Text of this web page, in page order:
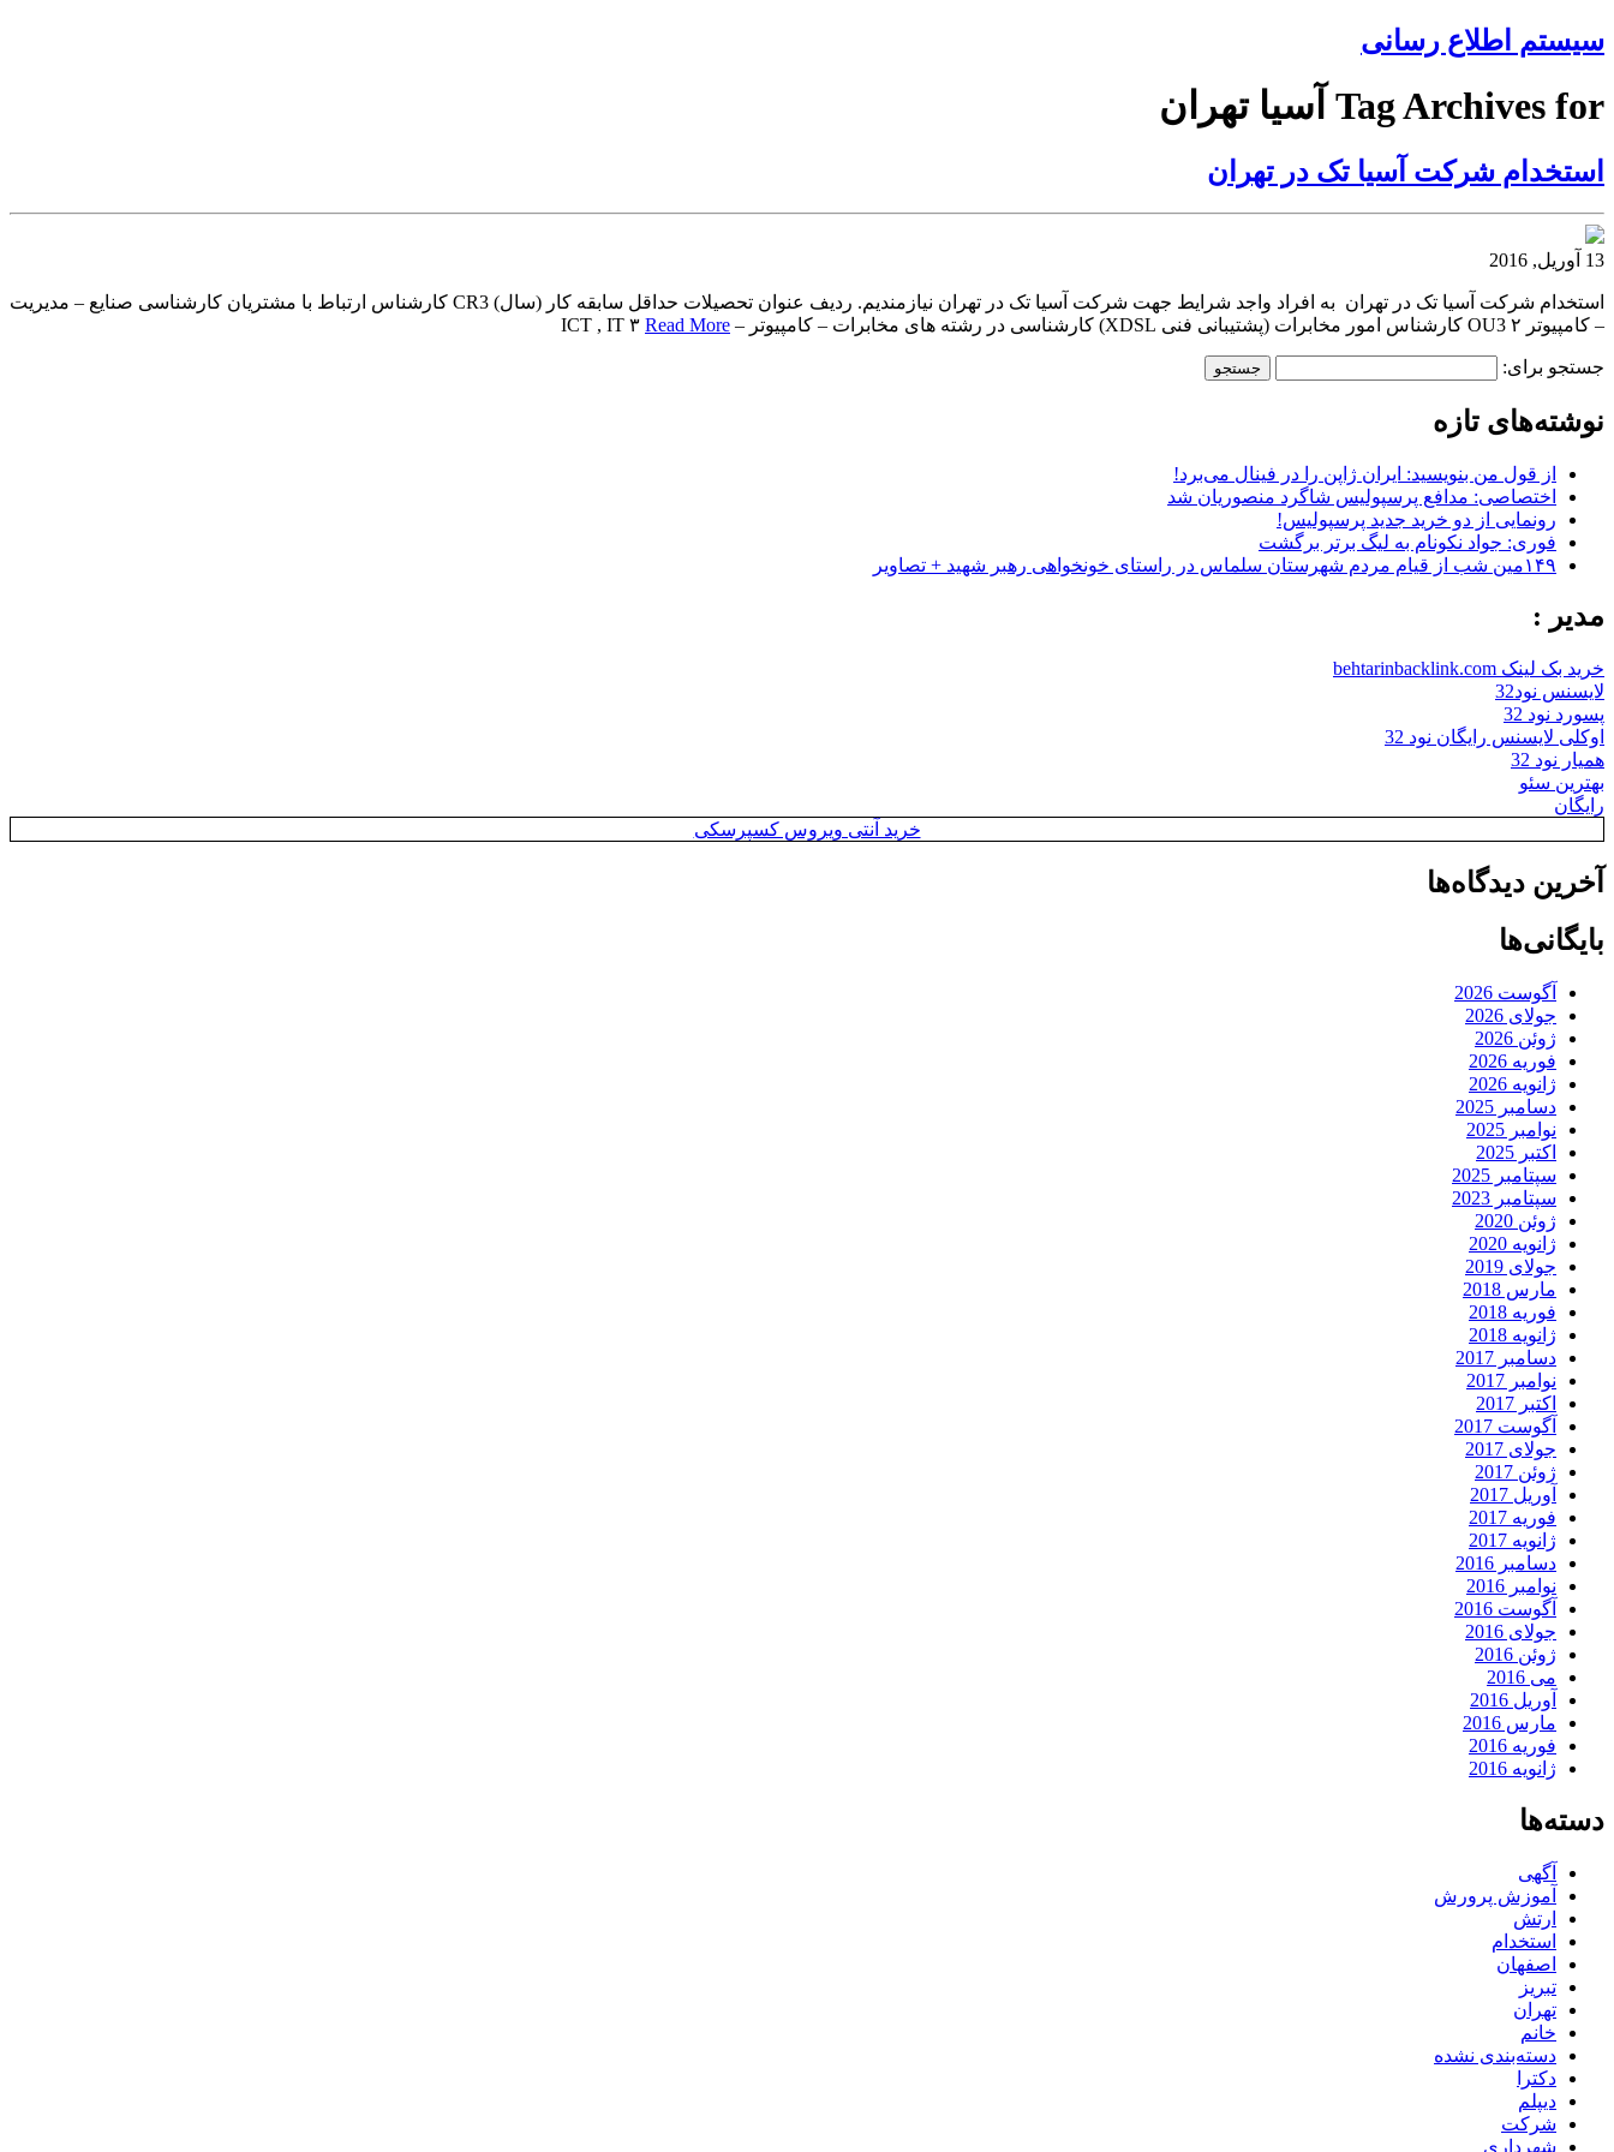
سیستم اطلاع رسانی
Tag Archives for آسیا تهران
استخدام شرکت آسیا تک در تهران
13 آوریل, 2016
استخدام شرکت آسیا تک در تهران به افراد واجد شرایط جهت شرکت آسیا تک در تهران نیازمندیم. ردیف عنوان تحصیلات حداقل سابقه کار (سال) CR3 کارشناس ارتباط با مشتریان کارشناسی صنایع – مدیریت
– کامپیوتر ۲ OU3 کارشناس امور مخابرات (پشتیبانی فنی XDSL) کارشناسی در رشته های مخابرات – کامپیوتر – ICT , IT ۳
Read More
جستجو برای:
نوشته‌های تازه
از قول من بنویسید: ایران ژاپن را در فینال می‌برد!
اختصاصی: مدافع پرسپولیس شاگرد منصوریان شد
رونمایی از دو خرید جدید پرسپولیس!
فوری: جواد نکونام به لیگ برتر برگشت
۱۴۹مین شب از قیام مردم شهرستان سلماس در راستای خونخواهی رهبر شهید + تصاویر
مدیر :
خرید بک لینک behtarinbacklink.com
لایسنس نود32
پسورد نود 32
اوکلی لایسنس رایگان نود 32
همیار نود 32
بهترین سئو
رایگان
خرید آنتی ویروس کسپرسکی
آخرین دیدگاه‌ها
بایگانی‌ها
آگوست 2026
جولای 2026
ژوئن 2026
فوریه 2026
ژانویه 2026
دسامبر 2025
نوامبر 2025
اکتبر 2025
سپتامبر 2025
سپتامبر 2023
ژوئن 2020
ژانویه 2020
جولای 2019
مارس 2018
فوریه 2018
ژانویه 2018
دسامبر 2017
نوامبر 2017
اکتبر 2017
آگوست 2017
جولای 2017
ژوئن 2017
آوریل 2017
فوریه 2017
ژانویه 2017
دسامبر 2016
نوامبر 2016
آگوست 2016
جولای 2016
ژوئن 2016
می 2016
آوریل 2016
مارس 2016
فوریه 2016
ژانویه 2016
دسته‌ها
آگهی
آموزش پرورش
ارتش
استخدام
اصفهان
تبریز
تهران
خانم
دسته‌بندی نشده
دکترا
دیپلم
شرکت
شهرداری